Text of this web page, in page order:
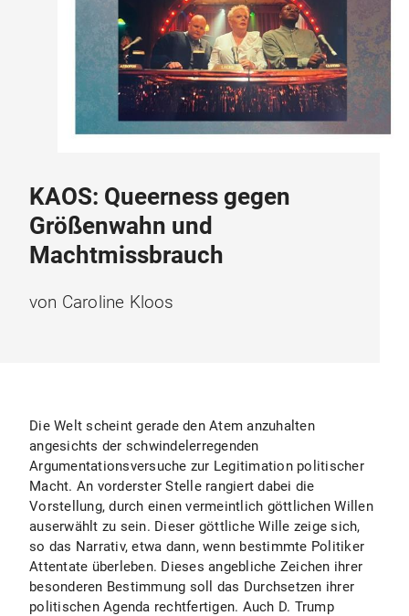
KAOS: Queerness gegen
Größenwahn und
Machtmissbrauch
von Caroline Kloos
Die Welt scheint gerade den Atem anzuhalten
angesichts der schwindelerregenden
Argumentationsversuche zur Legitimation politischer
Macht. An vorderster Stelle rangiert dabei die
Vorstellung, durch einen vermeintlich göttlichen Willen
auserwählt zu sein. Dieser göttliche Wille zeige sich,
so das Narrativ, etwa dann, wenn bestimmte Politiker
Attentate überleben. Dieses angebliche Zeichen ihrer
besonderen Bestimmung soll das Durchsetzen ihrer
politischen Agenda rechtfertigen. Auch D. Trump